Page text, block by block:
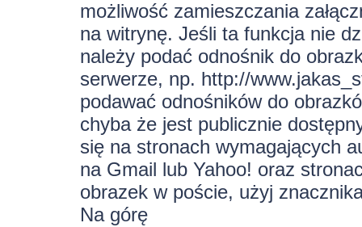
możliwość zamieszczania
na witrynę. Jeśli ta funkcja nie
należy podać odnośnik do
serwerze, np. http://
podawać odnośników do
chyba że jest publicznie
się na stronach wymagających
na Gmail lub Yahoo! oraz
obrazek w poście, użyj
Na górę